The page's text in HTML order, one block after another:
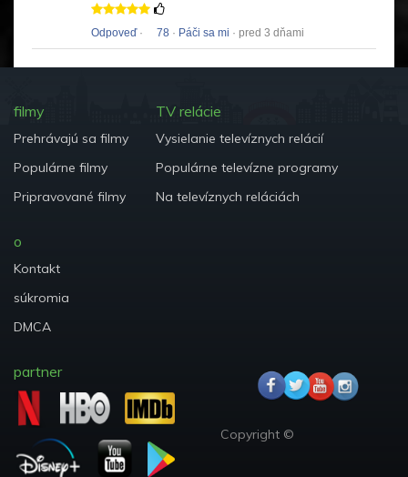
Odpoveď· 78 · Páči sa mi · pred 3 dňami
filmy
Prehrávajú sa filmy
Populárne filmy
Pripravované filmy
TV relácie
Vysielanie televíznych relácií
Populárne televízne programy
Na televíznych reláciách
o
Kontakt
súkromia
DMCA
partner
Copyright ©